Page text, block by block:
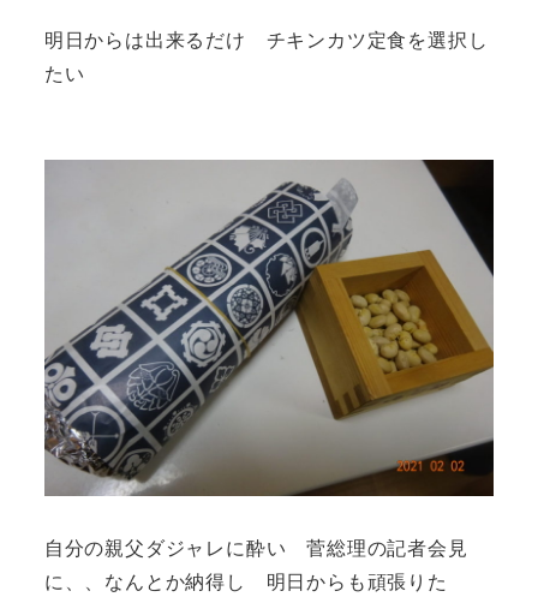
明日からは出来るだけ チキンカツ定食を選択し
たい
自分の親父ダジャレに酔い 菅総理の記者会見
に、、なんとか納得し 明日からも頑張りた